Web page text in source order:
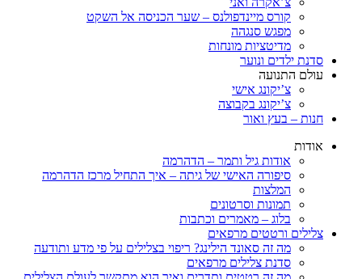
קורס מיינדפולנס – שער הכניסה אל השקט
מפגש סנגהה
מדיטציות מונחות
סדנת ילדים ונוער
עולם התנועה
צ’יקונג אישי
צ’יקונג בקבוצה
חנות – בעץ ואור
אודות
אודות גיל ותמר – הדהרמה
סיפורה האישי של גיתה – איך התחיל מרכז הדהרמה
המלצות
תמונות וסרטונים
בלוג – מאמרים וכתבות
צלילים ורטטים מרפאים
מה זה סאונד הילינג? ריפוי בצלילים על פי מדע ותודעה
סדנת צלילים מרפאים